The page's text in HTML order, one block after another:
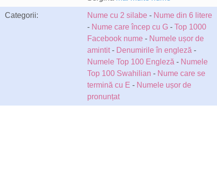
Categorii: Nume cu 2 silabe - Nume din 6 litere
- Nume care încep cu G - Top 1000
Facebook nume - Numele ușor de
amintit- Denumirile în engleză -
Numele Top 100 Engleză - Numele
Top 100 Swahilian - Nume care se
termină cu E - Numele ușor de
pronunțat